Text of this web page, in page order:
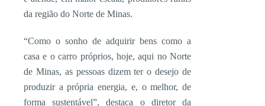
da região do Norte de Minas.
“Como o sonho de adquirir bens como a
casa e o carro próprios, hoje, aqui no Norte
de Minas, as pessoas dizem ter o desejo de
produzir a própria energia, e, o melhor, de
forma sustentável”, destaca o diretor da